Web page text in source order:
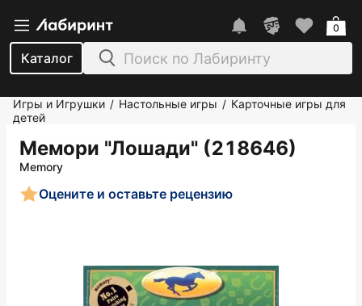
Каталог
0
Игры и Игрушки / Настольные игры / Карточные игры для
детей
Мемори "Лошади" (218646)
Memory
Оцените и оставьте рецензию